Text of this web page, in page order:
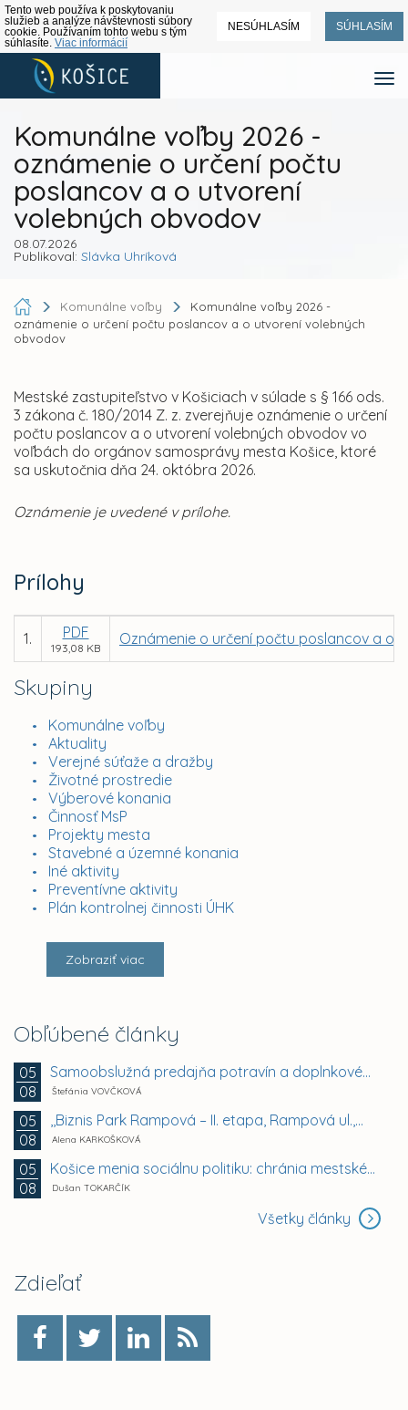
Tento web používa k poskytovaniu
služieb a analýze návštevnosti súbory
cookie. Používaním tohto webu s tým
súhlasíte. Viac informácií
NESÚHLASÍM SÚHLASÍM
Komunálne voľby 2026 -
oznámenie o určení počtu
poslancov a o utvorení
volebných obvodov
08.07.2026
Publikoval: Slávka Uhríková
Skupiny
Komunálne voľby
Aktuality
Verejné súťaže a dražby
Životné prostredie
Výberové konania
Činnosť MsP
Projekty mesta
Stavebné a územné konania
Iné aktivity
Preventívne aktivity
Plán kontrolnej činnosti ÚHK
Zobraziť viac
Obľúbené články
05
08
Samoobslužná predajňa potravín a doplnkového tovaru
Štefánia VOVČKOVÁ
05
08
,,Biznis Park Rampová – II. etapa, Rampová ul.,...
Alena KARKOŠKOVÁ
05
08
Košice menia sociálnu politiku: chránia mestské byty...
Dušan TOKARČÍK
Všetky články
Zdieľať
Komunálne voľby
Komunálne voľby 2026 -
oznámenie o určení počtu poslancov a o utvorení volebných
obvodov
Mestské zastupiteľstvo v Košiciach v súlade s § 166 ods.
3 zákona č. 180/2014 Z. z. zverejňuje oznámenie o určení
počtu poslancov a o utvorení volebných obvodov vo
voľbách do orgánov samosprávy mesta Košice, ktoré
sa uskutočnia dňa 24. októbra 2026.
Oznámenie je uvedené v prílohe.
Prílohy
1. PDF
193,08 KB
Oznámenie o určení počtu poslancov a o